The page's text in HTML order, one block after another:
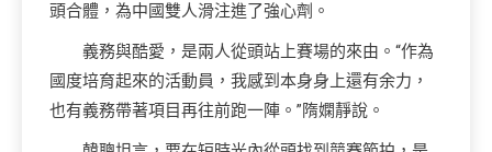
頭合體，為中國雙人滑注進了強心劑。
義務與酷愛，是兩人從頭站上賽場的來由。“作為
國度培育起來的活動員，我感到本身身上還有余力，
也有義務帶著項目再往前跑一陣。”隋嫻靜說。